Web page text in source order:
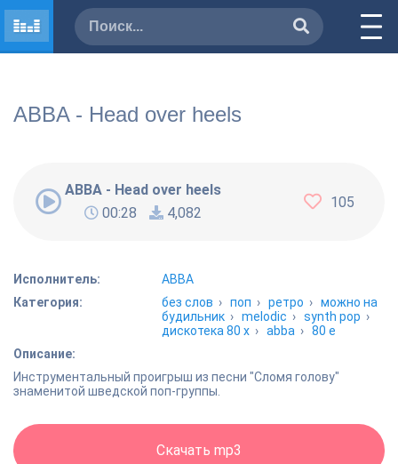
ABBA - Head over heels
ABBA - Head over heels
00:28
4,082
105
Исполнитель:
ABBA
Категория:
без слов ›поп ›ретро ›можно на
будильник ›melodic ›synth pop ›
дискотека 80 х ›abba ›80 е
Описание:
Инструментальный проигрыш из песни "Сломя голову"
знаменитой шведской поп-группы.
Скачать mp3